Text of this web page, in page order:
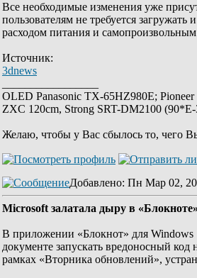
Все необходимые изменения уже
пользователям не требуется
расходом питания и
Источник:
3dnews
OLED Panasonic TX-65HZ980E;
ZXC 120cm, Strong SRT-DM2100
Желаю, чтобы у Вас сбылось то, чего
Добавлено: Пн Мар 02,
Microsoft залатала дыру в
В приложении «Блокнот» для Windows
документе запускать вредоносный
рамках «Вторника обновлений»,